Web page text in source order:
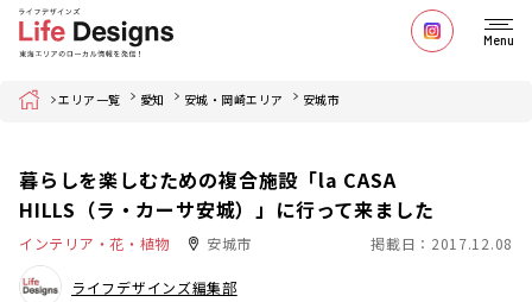
Menu
Home エリア一覧 愛知 安城・岡崎エリア 安城市
暮らしを楽しむための複合施設「la CASA
HILLS（ラ・カーサ安城）」に行って来ました
インテリア・花・植物 安城市 掲載日：2017.12.08
ライフデザインズ編集部